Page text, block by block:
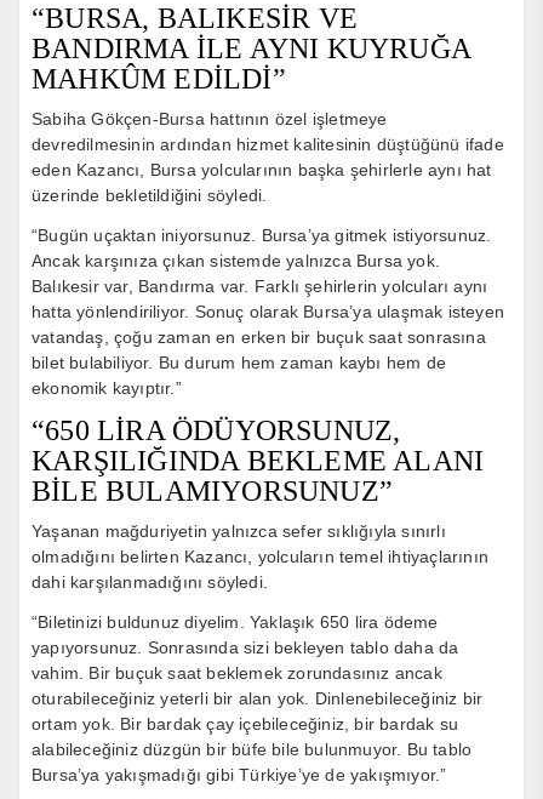
“BURSA, BALIKESİR VE
BANDIRMA İLE AYNI KUYRUĞA
MAHKÛM EDİLDİ”
Sabiha Gökçen-Bursa hattının özel işletmeye
devredilmesinin ardından hizmet kalitesinin düştüğünü ifade
eden Kazancı, Bursa yolcularının başka şehirlerle aynı hat
üzerinde bekletildiğini söyledi.
“Bugün uçaktan iniyorsunuz. Bursa’ya gitmek istiyorsunuz.
Ancak karşınıza çıkan sistemde yalnızca Bursa yok.
Balıkesir var, Bandırma var. Farklı şehirlerin yolcuları aynı
hatta yönlendiriliyor. Sonuç olarak Bursa’ya ulaşmak isteyen
vatandaş, çoğu zaman en erken bir buçuk saat sonrasına
bilet bulabiliyor. Bu durum hem zaman kaybı hem de
ekonomik kayıptır.”
“650 LİRA ÖDÜYORSUNUZ,
KARŞILIĞINDA BEKLEME ALANI
BİLE BULAMIYORSUNUZ”
Yaşanan mağduriyetin yalnızca sefer sıklığıyla sınırlı
olmadığını belirten Kazancı, yolcuların temel ihtiyaçlarının
dahi karşılanmadığını söyledi.
“Biletinizi buldunuz diyelim. Yaklaşık 650 lira ödeme
yapıyorsunuz. Sonrasında sizi bekleyen tablo daha da
vahim. Bir buçuk saat beklemek zorundasınız ancak
oturabileceğiniz yeterli bir alan yok. Dinlenebileceğiniz bir
ortam yok. Bir bardak çay içebileceğiniz, bir bardak su
alabileceğiniz düzgün bir büfe bile bulunmuyor. Bu tablo
Bursa’ya yakışmadığı gibi Türkiye’ye de yakışmıyor.”